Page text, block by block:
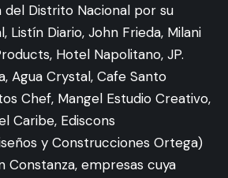
del Distrito Nacional por su
Listín Diario, John Frieda, Milani
Hotel Napolitano, JP.
Agua Crystal, Cafe Santo
Chef, Mangel Estudio Creativo,
Caribe, Ediscons
y Construcciones Ortega)
Constanza, empresas cuya